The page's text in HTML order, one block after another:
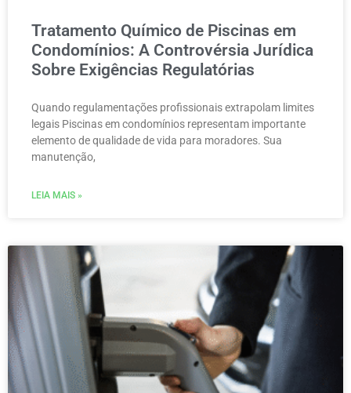
Tratamento Químico de Piscinas em
Condomínios: A Controvérsia Jurídica
Sobre Exigências Regulatórias
Quando regulamentações profissionais extrapolam limites
legais Piscinas em condomínios representam importante
elemento de qualidade de vida para moradores. Sua
manutenção,
LEIA MAIS »